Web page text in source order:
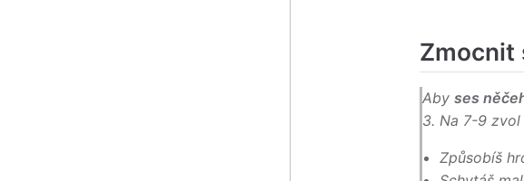
Zmocnit
Abyses
3. Na 7-9 zvol
Způsobíš